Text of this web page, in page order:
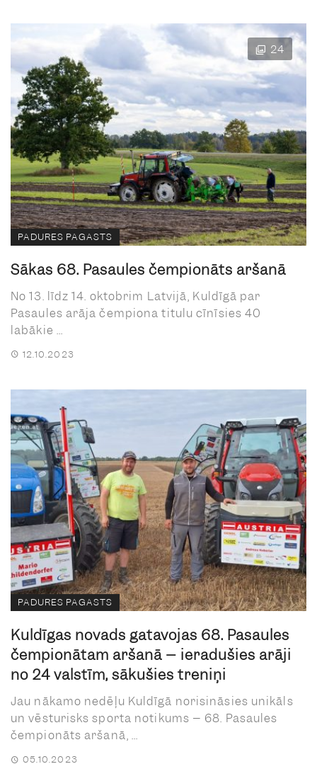
24
PADURES PAGASTS
Sākas 68. Pasaules čempionāts aršanā
No 13. līdz 14. oktobrim Latvijā, Kuldīgā par
Pasaules arāja čempiona titulu cīnīsies 40
labākie ...
12.10.2023
PADURES PAGASTS
Kuldīgas novads gatavojas 68. Pasaules
čempionātam aršanā – ieradušies arāji
no 24 valstīm, sākušies treniņi
Jau nākamo nedēļu Kuldīgā norisināsies unikāls
un vēsturisks sporta notikums – 68. Pasaules
čempionāts aršanā, ...
05.10.2023